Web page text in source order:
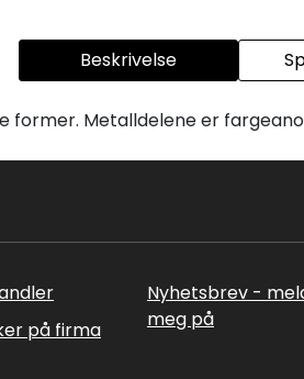
Beskrivelse
former. Metalldelene er
på firma
Nyhetsbrev -
meg på